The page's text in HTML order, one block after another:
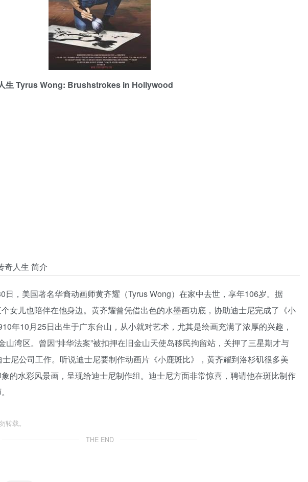
生 Tyrus Wong: Brushstrokes in Hollywood
人生 简介
日，美国著名华裔动画师黄齐耀（Tyrus Wong）在家中去世，享年106岁。据
女儿也陪伴在他身边。黄齐耀曾凭借出色的水墨画功底，协助迪士尼完成了《小
年10月25日出生于广东台山，从小就对艺术，尤其是绘画充满了浓厚的兴趣，
山湾区。曾因“排华法案”被扣押在旧金山天使岛移民拘留站，关押了三星期才与
尼公司工作。听说迪士尼要制作动画片《小鹿斑比》，黄齐耀到洛杉矶很多美
的水彩风景画，呈现给迪士尼制作组。迪士尼方面非常惊喜，聘请他在斑比制作
载。
THE END